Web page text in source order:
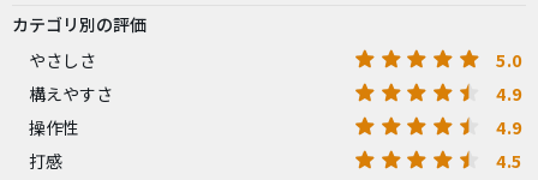
カテゴリ別の評価
やさしさ
5.0
構えやすさ 4.9
操作性 4.9
打感 4.5